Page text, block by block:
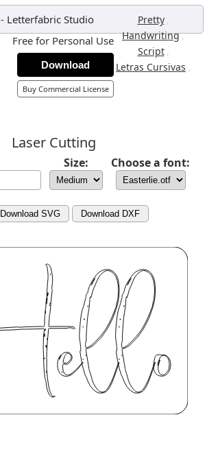
- Letterfabric Studio Pretty ,
Handwriting,
Script ,
Letras Cursivas ,
Free for Personal Use
Download
Buy Commercial License
Laser Cutting
Size: Choose a font:
Download SVG Download DXF